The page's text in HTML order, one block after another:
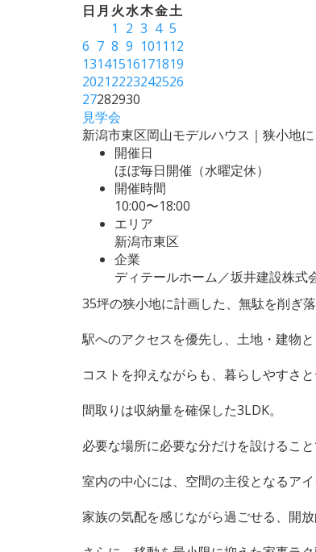
日 月 火水木金土
1 2 3 4 5
6 7 8 9 1011 12
13141516171819
20212223242526
27282930
見学会
新潟市東区岡山モデルハウス｜狭小地
開催日
ほぼ毎日開催（水曜定休）
開催時間
10:00〜18:00
エリア
新潟市東区
企業
ディテールホーム／坂井建設株式
35坪の狭小地に計画した、無駄を削ぎ
駅へのアクセスを優先し、土地・建物と
コストを抑えながらも、暮らしやすさと
間取りは収納量を確保した3LDK。
必要な場所に必要な分だけを設けるこ
室内の中心には、空間の主役となるアイ
家族の気配を感じながら過ごせる、開放